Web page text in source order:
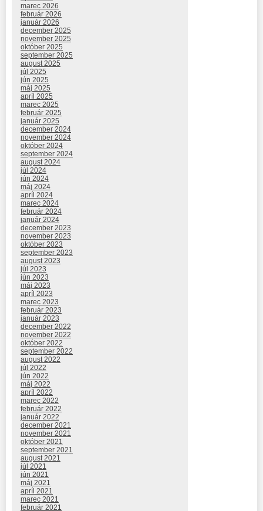
marec 2026
február 2026
január 2026
december 2025
november 2025
október 2025
september 2025
august 2025
júl 2025
jún 2025
máj 2025
apríl 2025
marec 2025
február 2025
január 2025
december 2024
november 2024
október 2024
september 2024
august 2024
júl 2024
jún 2024
máj 2024
apríl 2024
marec 2024
február 2024
január 2024
december 2023
november 2023
október 2023
september 2023
august 2023
júl 2023
jún 2023
máj 2023
apríl 2023
marec 2023
február 2023
január 2023
december 2022
november 2022
október 2022
september 2022
august 2022
júl 2022
jún 2022
máj 2022
apríl 2022
marec 2022
február 2022
január 2022
december 2021
november 2021
október 2021
september 2021
august 2021
júl 2021
jún 2021
máj 2021
apríl 2021
marec 2021
február 2021